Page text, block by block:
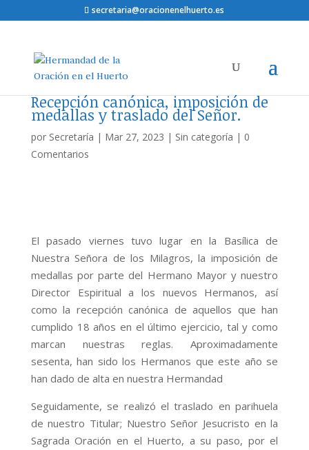
secretaria@oracionenelhuerto.es
Recepción canónica, imposición de
medallas y traslado del Señor.
por Secretaría | Mar 27, 2023 | Sin categoría | 0
Comentarios
El pasado viernes tuvo lugar en la Basílica de
Nuestra Señora de los Milagros, la imposición de
medallas por parte del Hermano Mayor y nuestro
Director Espiritual a los nuevos Hermanos, así
como la recepción canónica de aquellos que han
cumplido 18 años en el último ejercicio, tal y como
marcan nuestras reglas. Aproximadamente
sesenta, han sido los Hermanos que este año se
han dado de alta en nuestra Hermandad
Seguidamente, se realizó el traslado en parihuela
de nuestro Titular; Nuestro Señor Jesucristo en la
Sagrada Oración en el Huerto, a su paso, por el